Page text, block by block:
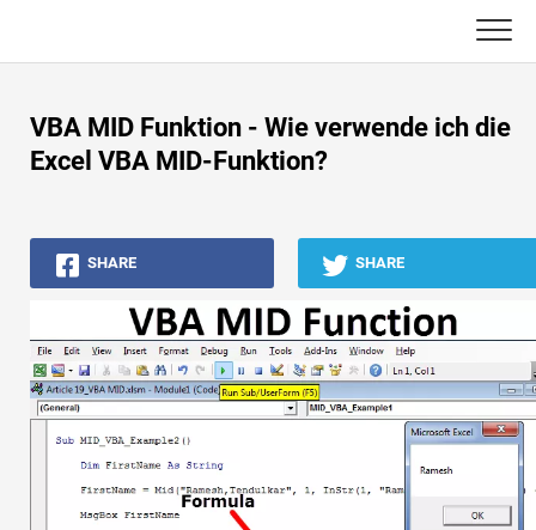
content
Buchhaltungs-Tutorials
Excel, VBA & Power BI
Investment Banking Tutorials
Top Bücher
Finanzkarriere-Leitfäden
Ressourcen für die Finanzzertifizierung
VBA MID Funktion - Wie verwende ich die
Excel VBA MID-Funktion?
SHARE SHARE